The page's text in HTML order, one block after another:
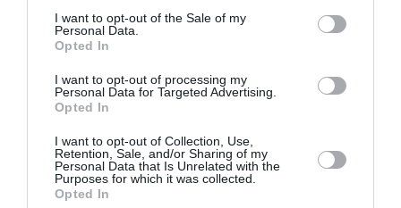
I want to opt-out of the Sale of my
Personal Data.
Opted In
I want to opt-out of processing my
Personal Data for Targeted Advertising.
Opted In
I want to opt-out of Collection, Use,
Retention, Sale, and/or Sharing of my
Personal Data that Is Unrelated with the
Purposes for which it was collected.
Opted In
Qui y a droit
Ont droit à l’allocation d’invalidité, les:
salariés;
les commerçants, les cultivateurs directs, les
colons et les métayers);